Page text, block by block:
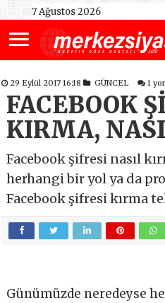
7 Ağustos 2026
29 Eylül 2017 16:18 GÜNCEL 1
FACEBOOK
KIRMA,
Facebook şifresi nasıl
herhangi bir yol ya da
Facebook şifresi kırma
Günümüzde neredeyse